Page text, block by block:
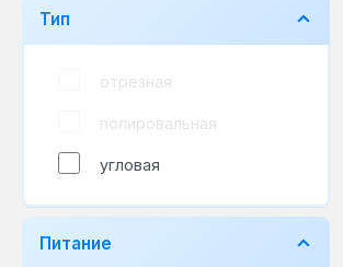
Тип
отрезная
полировальная
угловая
Питание